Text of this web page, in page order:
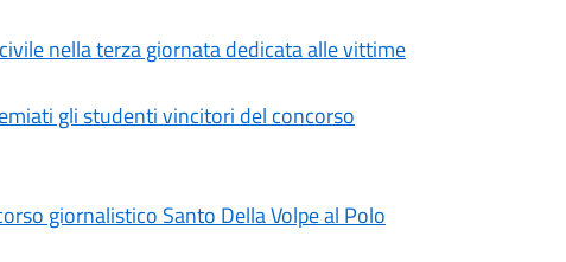
nella terza giornata dedicata alle vittime
gli studenti vincitori del concorso
giornalistico Santo Della Volpe al Polo